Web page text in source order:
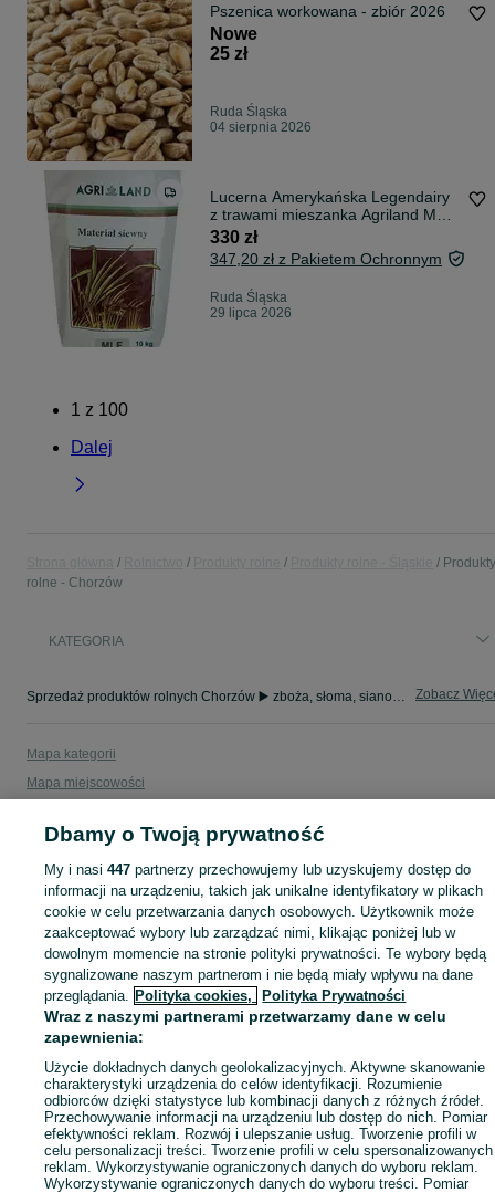
Pszenica workowana - zbiór 2026
Nowe
25 zł
Ruda Śląska
04 sierpnia 2026
Lucerna Amerykańska Legendairy
z trawami mieszanka Agriland MLF
10kg
330 zł
347,20 zł z Pakietem Ochronnym
Ruda Śląska
29 lipca 2026
1 z 100
Dalej
Produkty
rolne - Chorzów
KATEGORIA
Sprzedaż produktów rolnych Chorzów ▶️ zboża, słoma, siano, rzepak i buraki ✅ Sprzedaż w atrakcyjnych cenach ✌ Znajdź atrakcyjne oferty na OLX.pl! Zobacz
Mapa kategorii
Mapa miejscowości
Popularne wyszukiwania
Dbamy o Twoją prywatność
My i nasi447 partnerzy przechowujemy lub uzyskujemy dostęp do
informacji na urządzeniu, takich jak unikalne identyfikatory w plikach
cookie w celu przetwarzania danych osobowych. Użytkownik może
zaakceptować wybory lub zarządzać nimi, klikając poniżej lub w
dowolnym momencie na stronie polityki prywatności. Te wybory będą
sygnalizowane naszym partnerom i nie będą miały wpływu na dane
przeglądania. Polityka cookies, Polityka Prywatności
Wraz z naszymi partnerami przetwarzamy dane w celu
zapewnienia:
Użycie dokładnych danych geolokalizacyjnych. Aktywne skanowanie
charakterystyki urządzenia do celów identyfikacji. Rozumienie
odbiorców dzięki statystyce lub kombinacji danych z różnych źródeł.
Przechowywanie informacji na urządzeniu lub dostęp do nich. Pomiar
efektywności reklam. Rozwój i ulepszanie usług. Tworzenie profili w
celu personalizacji treści. Tworzenie profili w celu spersonalizowanych
reklam. Wykorzystywanie ograniczonych danych do wyboru reklam.
Wykorzystywanie ograniczonych danych do wyboru treści. Pomiar